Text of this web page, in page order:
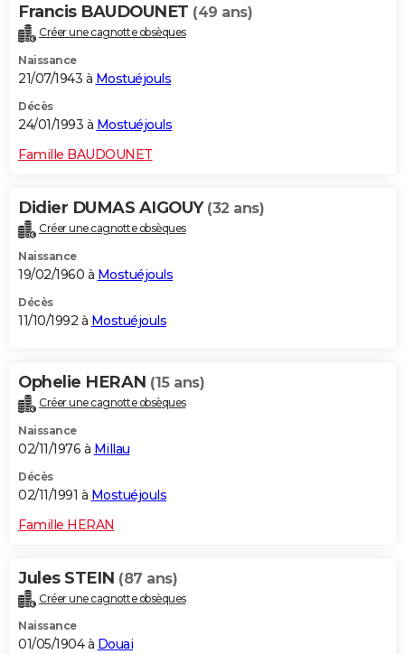
Francis BAUDOUNET (49 ans)
Créer une cagnotte obsèques
Naissance
21/07/1943 à Mostuéjouls
Décès
24/01/1993 à Mostuéjouls
Famille BAUDOUNET
Didier DUMAS AIGOUY (32 ans)
Créer une cagnotte obsèques
Naissance
19/02/1960 à Mostuéjouls
Décès
11/10/1992 à Mostuéjouls
Ophelie HERAN (15 ans)
Créer une cagnotte obsèques
Naissance
02/11/1976 à Millau
Décès
02/11/1991 à Mostuéjouls
Famille HERAN
Jules STEIN (87 ans)
Créer une cagnotte obsèques
Naissance
01/05/1904 à Douai